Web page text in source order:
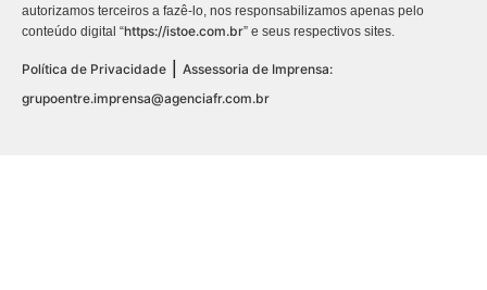
autorizamos terceiros a fazê-lo, nos responsabilizamos apenas pelo
conteúdo digital “https://istoe.com.br” e seus respectivos sites.
Política de Privacidade
Assessoria de Imprensa:
grupoentre.imprensa@agenciafr.com.br